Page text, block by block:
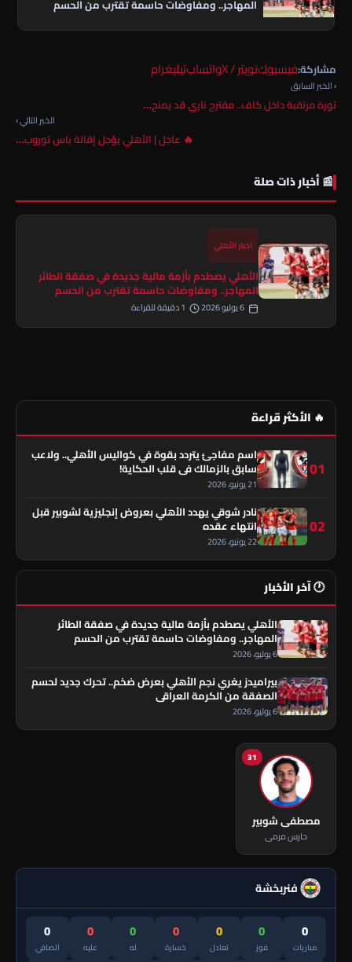
المهاجر.. ومفاوضات حاسمة تقترب من الحسم
مشاركة:فيسبوكتويتر / X واتسابتيليغرام
‹ الخبر السابق
ثورة مرتقبة داخل كاف.. مقترح ناري قد يمنح…
الخبر التالي ›
🔥 عاجل | الأهلي يؤجل إقالة ياس توروب…
📰 أخبار ذات صلة
اخبار الأهلي
الأهلي يصطدم بأزمة مالية جديدة في صفقة الطائر
المهاجر.. ومفاوضات حاسمة تقترب من الحسم
🔥 الأكثر قراءة
01
اسم مفاجئ يتردد بقوة في كواليس الأهلي.. ولاعب
سابق بالزمالك في قلب الحكاية!
21 يونيو، 2026
02
نادر شوقي يهدد الأهلي بعروض إنجليزية لشوبير قبل
انتهاء عقده
22 يونيو، 2026
🕐 آخر الأخبار
الأهلي يصطدم بأزمة مالية جديدة في صفقة الطائر
المهاجر.. ومفاوضات حاسمة تقترب من الحسم
6 يوليو، 2026
بيراميدز يغري نجم الأهلي بعرض ضخم.. تحرك جديد لحسم
الصفقة من الكرمة العراقي
6 يوليو، 2026
31
مصطفى شوبير
حارس مرمى
فنربخشة
0
مباريات
0
فوز
0
تعادل
0
خسارة
0
له
0
عليه
0
الصافي